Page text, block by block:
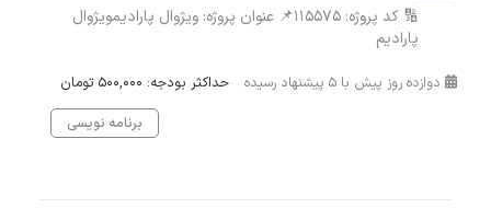
🔢 کد پروژه: 115575📌 عنوان پروژه: ویژوال پارادیمویژوال
پارادیم
دوازده روز پیش با 5 پیشنهاد رسیده
حداکثر بودجه: 500,000 تومان
برنامه نویسی